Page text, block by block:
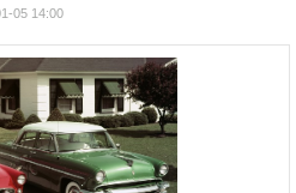
05 14:00